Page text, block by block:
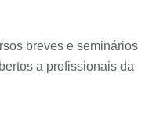
breves e seminários
a profissionais da